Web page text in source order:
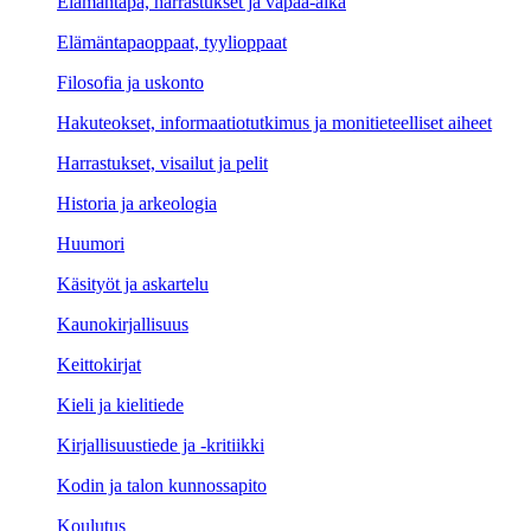
Elämäntapaoppaat, tyylioppaat
Filosofia ja uskonto
Hakuteokset, informaatiotutkimus ja monitieteelliset aiheet
Harrastukset, visailut ja pelit
Historia ja arkeologia
Huumori
Käsityöt ja askartelu
Kaunokirjallisuus
Keittokirjat
Kieli ja kielitiede
Kirjallisuustiede ja -kritiikki
Kodin ja talon kunnossapito
Koulutus